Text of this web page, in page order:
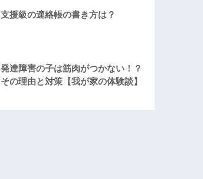
支援級の連絡帳の書き方は？
発達障害の子は筋肉がつかない！？
その理由と対策【我が家の体験談】